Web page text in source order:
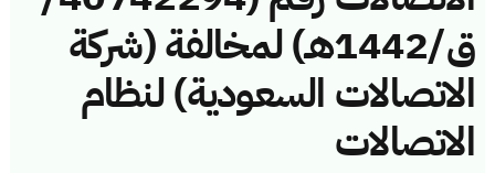
ق/1442هـ) لمخالفة (شركة
الاتصالات السعودية) لنظام
الاتصالات